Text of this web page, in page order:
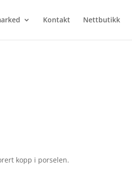
Kontakt Nettbutikk
kopp i porselen.